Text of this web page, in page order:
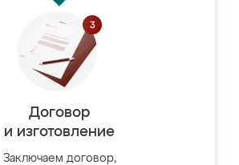
Договор
и изготовление
Заключаем договор,